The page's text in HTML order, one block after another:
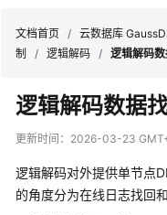
最
新
动
服
文档首页 / 云数据库
制
/ 逻辑解码 / 逻辑解码
逻辑解码数据
更新时间： 2026-03-23
逻辑解码对外提供单节点
的角度分为在线日志找回